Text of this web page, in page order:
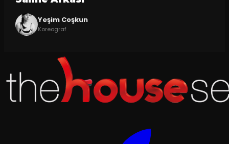
Yeşim Coşkun
Koreograf